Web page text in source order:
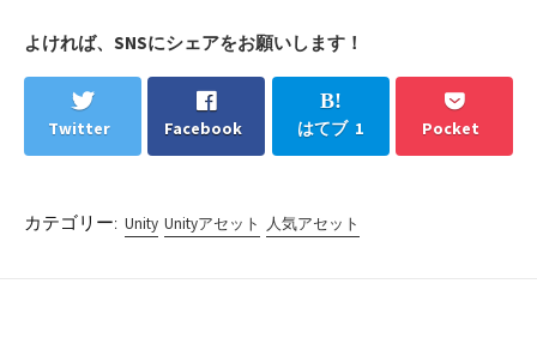
よければ、SNSにシェアをお願いします！
Twitter Facebook はてブ 1 Pocket
カテゴリー: Unity Unityアセット 人気アセット